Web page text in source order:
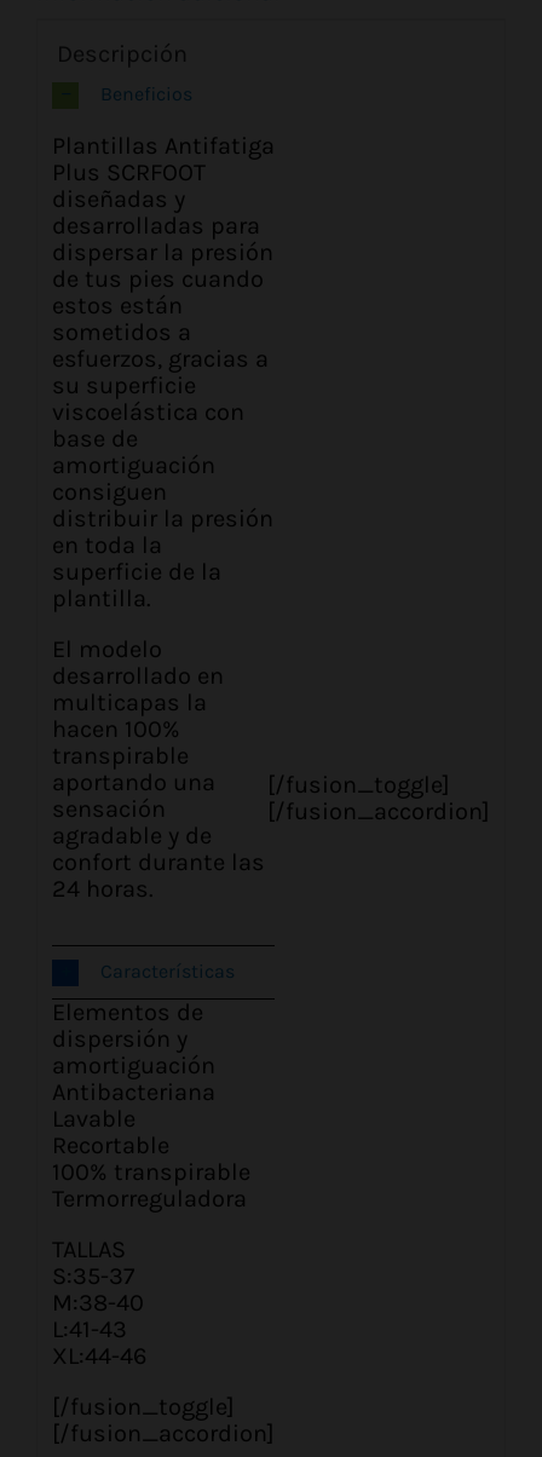
Descripción
Beneficios
Plantillas Antifatiga
Plus SCRFOOT
diseñadas y
desarrolladas para
dispersar la presión
de tus pies cuando
estos están
sometidos a
esfuerzos, gracias a
su superficie
viscoelástica con
base de
amortiguación
consiguen
distribuir la presión
en toda la
superficie de la
plantilla.
El modelo
desarrollado en
multicapas la
hacen 100%
transpirable
aportando una
sensación
agradable y de
confort durante las
24 horas.
Características
Elementos de
dispersión y
amortiguación
Antibacteriana
Lavable
Recortable
100% transpirable
Termorreguladora
TALLAS
S:35-37
M:38-40
L:41-43
XL:44-46
[/fusion_toggle]
[/fusion_accordion]
[/fusion_toggle]
[/fusion_accordion]